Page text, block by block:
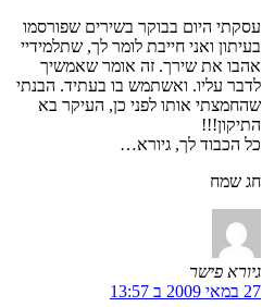
עסקתי היום בבוקר בשירים שפורסמו
בעיתון ואני חייבת לומר לך, שתלמידיי
אהבו את שירך. זה אומר שאמשיך
לדבר עליו. ואשתמש בו בעתיד. הבנתי
שהחמצתי אותו לפני כן, העיקר בא
התיקון!!!
כל הכבוד לך, גיורא…
חג שמח
גיורא פישר
27 במאי 2009 ב 13:57